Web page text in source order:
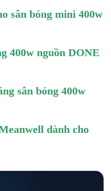
sân bóng mini 400w
400w nguồn DONE
sân bóng 400w
dành cho